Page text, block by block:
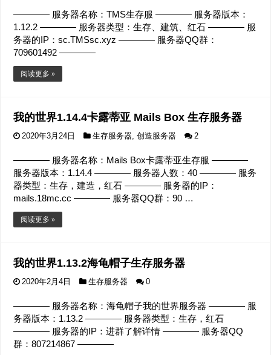
———— 服务器名称：TMS生存服 ———— 服务器版本：
1.12.2 ———— 服务器类型：生存、建筑、红石 ———— 服
务器的IP：sc.TMSsc.xyz ———— 服务器QQ群：
709601492 ————
阅读更多 »
我的世界1.14.4卡露蒂亚 Mails Box 生存服务器
2020年3月24日 生存服务器,创造服务器 2
———— 服务器名称：Mails Box卡露蒂亚生存服 ————
服务器版本：1.14.4 ———— 服务器人数：40 ———— 服务
器类型：生存，建造，红石 ———— 服务器的IP：
mails.18mc.cc ———— 服务器QQ群：90 …
阅读更多 »
我的世界1.13.2海龟帽子生存服务器
2020年2月4日 生存服务器 0
———— 服务器名称：海龟帽子我的世界服务器 ———— 服
务器版本：1.13.2 ———— 服务器类型：生存，红石
———— 服务器的IP：进群了解详情 ———— 服务器QQ
群：807214867 ————